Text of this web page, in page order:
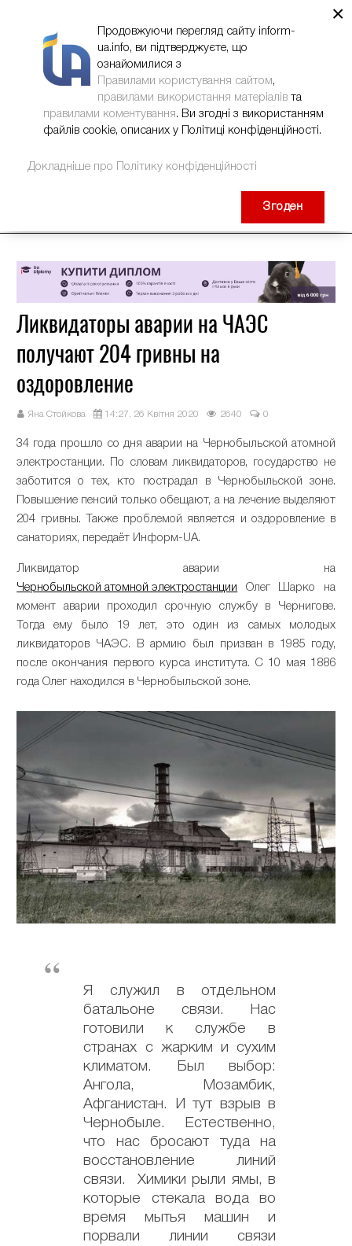
Ликвидаторы аварии на ЧАЭС
получают 204 гривны на
оздоровление
Яна Стойкова 14:27, 26 Квітня 2020 2640 0
34 года прошло со дня аварии на Чернобыльской атомной
электростанции. По словам ликвидаторов, государство не
заботится о тех, кто пострадал в Чернобыльской зоне.
Повышение пенсий только обещают, а на лечение выделяют
204 гривны. Также проблемой является и оздоровление в
санаториях, передаёт Информ-UA.
Ликвидатор аварии на
Чернобыльской атомной электростанции Олег Шарко на
момент аварии проходил срочную службу в Чернигове.
Тогда ему было 19 лет, это один из самых молодых
ликвидаторов ЧАЭС. В армию был призван в 1985 году,
после окончания первого курса института. С 10 мая 1886
года Олег находился в Чернобыльской зоне.
Я служил в отдельном
батальоне связи. Нас
готовили к службе в
странах с жарким и сухим
климатом. Был выбор:
Ангола, Мозамбик,
Афганистан. И тут взрыв в
Чернобыле. Естественно,
что нас бросают туда на
восстановление линий
связи. Химики рыли ямы, в
которые стекала вода во
время мытья машин и
порвали линии связи
×
Продовжуючи перегляд сайту inform-
ua.info, ви підтверджуєте, що
ознайомилися з
Правилами користування сайтом,
правилами використання матеріалів та
правилами коментування. Ви згодні з використанням
файлів cookie, описаних у Політиці конфіденційності.
Докладніше про Політику конфіденційності
Згоден